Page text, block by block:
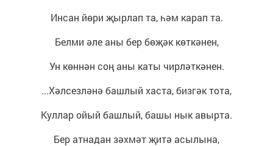
Инсан йөри җырлап та, һәм карап та.
Белми әле аны бер бөҗәк көткәнен,
Ун көннән соң аны каты чирләткәнен.
...Хәлсезләнә башлый хаста, бизгәк тота,
Куллар ойый башлый, башы нык авырта.
Бер атнадан зәхмәт җитә асылына,